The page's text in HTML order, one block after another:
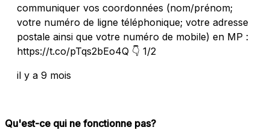
communiquer vos coordonnées (nom/prénom;
votre numéro de ligne téléphonique; votre adresse
postale ainsi que votre numéro de mobile) en MP :
https://t.co/pTqs2bEo4Q 👇 1/2
il y a 9 mois
Qu'est-ce qui ne fonctionne pas?